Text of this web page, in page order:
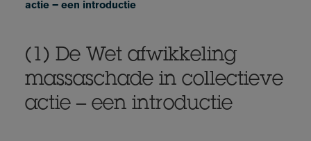
actie – een introductie
(1) De Wet afwikkeling
massaschade in collectieve
actie – een introductie